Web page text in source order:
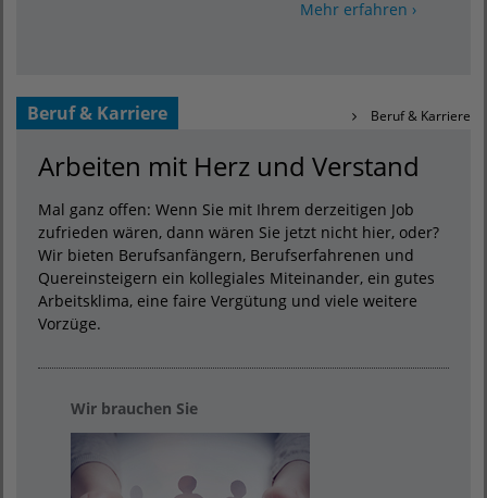
Mehr erfahren ›
Beruf & Karriere Beruf & Karriere
Arbeiten mit Herz und Verstand
Mal ganz offen: Wenn Sie mit Ihrem derzeitigen Job
zufrieden wären, dann wären Sie jetzt nicht hier, oder?
Wir bieten Berufsanfängern, Berufserfahrenen und
Quereinsteigern ein kollegiales Miteinander, ein gutes
Arbeitsklima, eine faire Vergütung und viele weitere
Vorzüge.
Wir brauchen Sie